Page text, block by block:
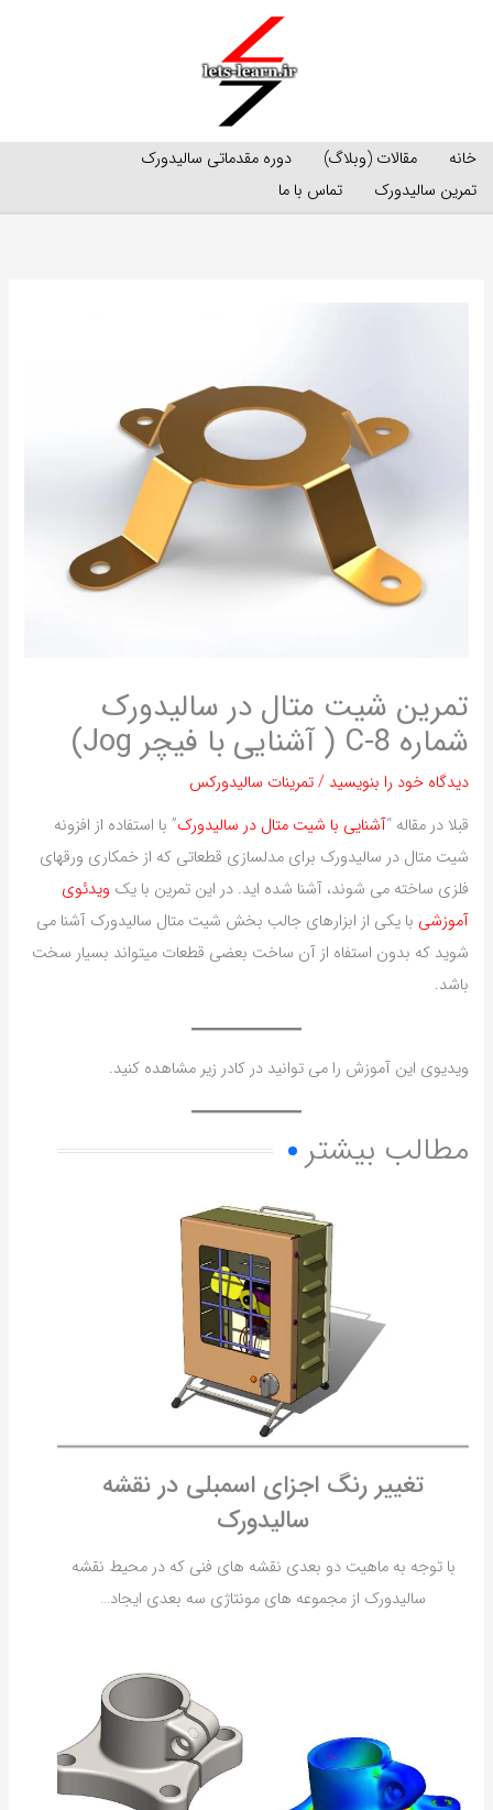
خانه مقالات (وبلاگ)
دوره مقدماتی سالیدورک
تمرین سالیدورک
تماس با ما
تمرین شیت متال در سالیدورک
شماره C-8 ( آشنایی با فیچر Jog)
دیدگاه‌ خود را بنویسید /تمرینات سالیدورکس
قبلا در مقاله “آشنایی با شیت متال در سالیدورک” با استفاده از افزونه
شیت متال در سالیدورک برای مدلسازی قطعاتی که از خمکاری ورقهای
فلزی ساخته می شوند، آشنا شده اید. در این تمرین با یک ویدئوی
آموزشی با یکی از ابزارهای جالب بخش شیت متال سالیدورک آشنا می
شوید که بدون استفاه از آن ساخت بعضی قطعات میتواند بسیار سخت
باشد.
ویدیوی این آموزش را می توانید در کادر زیر مشاهده کنید.
مطالب بیشتر
تغییر رنگ اجزای اسمبلی در نقشه
سالیدورک
با توجه به ماهیت دو بعدی نقشه های فنی که در محیط نقشه
سالیدورک از مجموعه های مونتاژی سه بعدی ایجاد…